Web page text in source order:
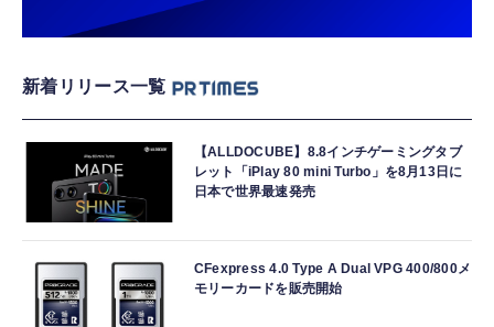
新着リリース一覧
【ALLDOCUBE】8.8インチゲーミングタブ
レット「iPlay 80 mini Turbo」を8月13日に
日本で世界最速発売
CFexpress 4.0 Type A Dual VPG 400/800メ
モリーカードを販売開始